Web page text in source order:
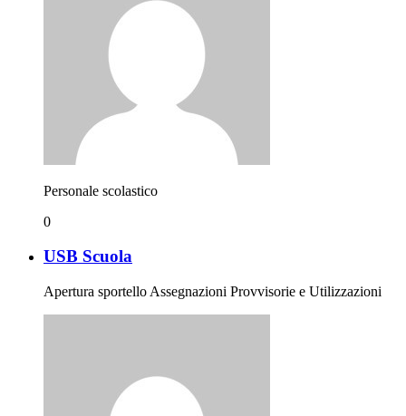
Personale scolastico
0
USB Scuola
Apertura sportello Assegnazioni Provvisorie e Utilizzazioni